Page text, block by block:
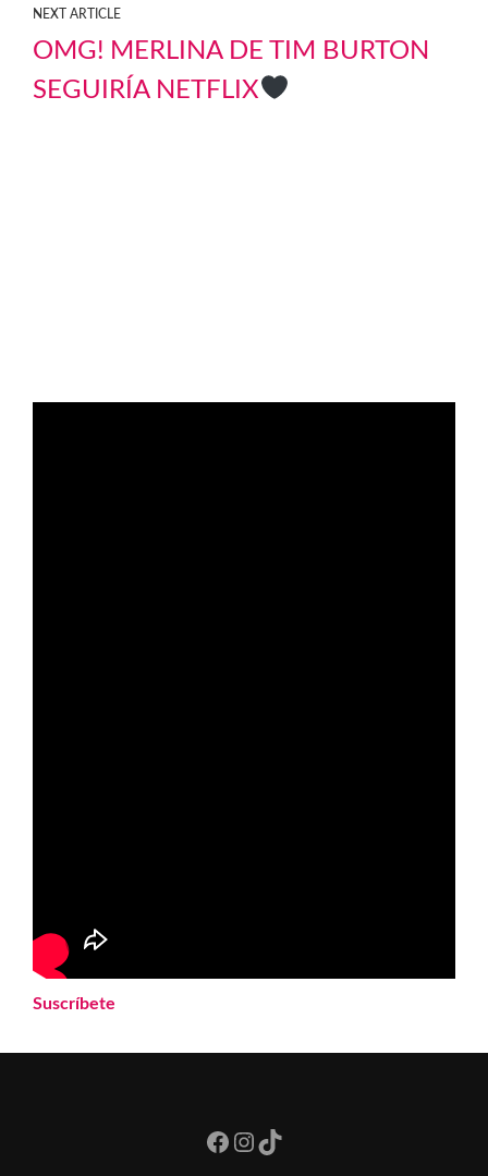
NEXT ARTICLE
OMG! MERLINA DE TIM BURTON
SEGUIRÍA NETFLIX
Suscríbete
Facebook
Instagram
TikTok